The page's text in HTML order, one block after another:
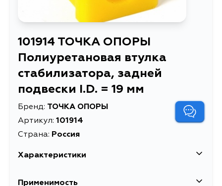
101914 ТОЧКА ОПОРЫ
Полиуретановая втулка
стабилизатора, задней
подвески I.D. = 19 мм
Бренд: ТОЧКА ОПОРЫ
Артикул: 101914
Страна: Россия
Характеристики
EAN-13 2305936000000
Применимость